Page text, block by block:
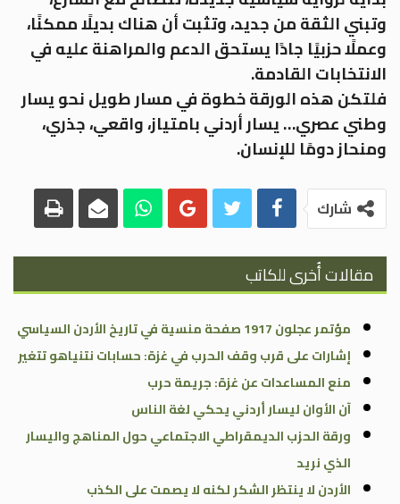
وتبني الثقة من جديد، وتثبت أن هناك بديلًا ممكنًا،
وعملًا حزبيًا جادًا يستحق الدعم والمراهنة عليه في
الانتخابات القادمة.
فلتكن هذه الورقة خطوة في مسار طويل نحو يسار
وطني عصري… يسار أردني بامتياز، واقعي، جذري،
ومنحاز دومًا للإنسان.
شارك
مقالات أُخرى للكاتب
مؤتمر عجلون 1917 صفحة منسية في تاريخ الأردن السياسي
إشارات على قرب وقف الحرب في غزة: حسابات نتنياهو تتغير
منع المساعدات عن غزة: جريمة حرب
آن الأوان ليسار أردني يحكي لغة الناس
ورقة الحزب الديمقراطي الاجتماعي حول المناهج واليسار
الذي نريد
الأردن لا ينتظر الشكر لكنه لا يصمت على الكذب